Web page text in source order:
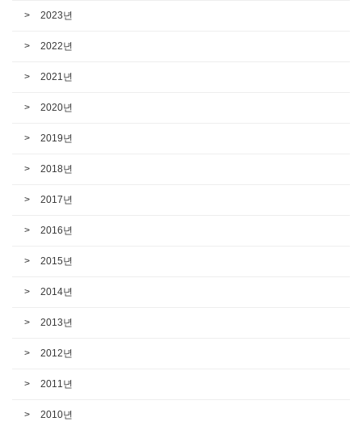
2023년
2022년
2021년
2020년
2019년
2018년
2017년
2016년
2015년
2014년
2013년
2012년
2011년
2010년